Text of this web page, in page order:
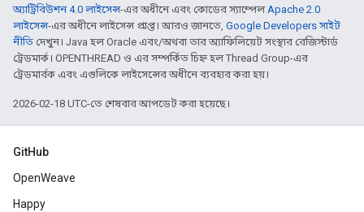
অ্যাট্রিবিউশন 4.0 লাইসেন্স-এর অধীনে এবং কোডের স্যাম্পেলApache 2.0
লাইসেন্স-এর অধীনে লাইসেন্স প্রাপ্ত। আরও জানতে, Google Developers সাইট
নীতি দেখুন। Java হল Oracle এবং/অথবা তার অ্যাফিলিয়েট সংস্থার রেজিস্টার্ড
ট্রেডমার্ক। OPENTHREAD ও এর সম্পর্কিত চিহ্ন হল Thread Group-এর
ট্রেডমার্রক এবং এগুলিকে লাইসেন্সের অধীনে ব্যবহার করা হয়।
2026-02-18 UTC-তে শেষবার আপডেট করা হয়েছে।
GitHub
OpenWeave
Happy